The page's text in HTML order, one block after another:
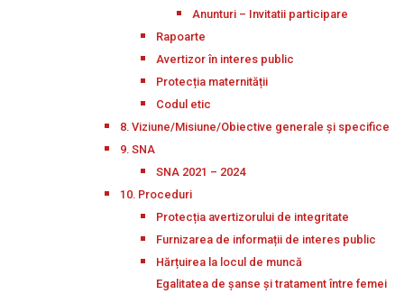
Anunturi – Invitatii participare
Rapoarte
Avertizor în interes public
Protecția maternității
Codul etic
8. Viziune/Misiune/Obiective generale și specifice
9. SNA
SNA 2021 – 2024
10. Proceduri
Protecția avertizorului de integritate
Furnizarea de informații de interes public
Hărțuirea la locul de muncă
Egalitatea de șanse și tratament între femei